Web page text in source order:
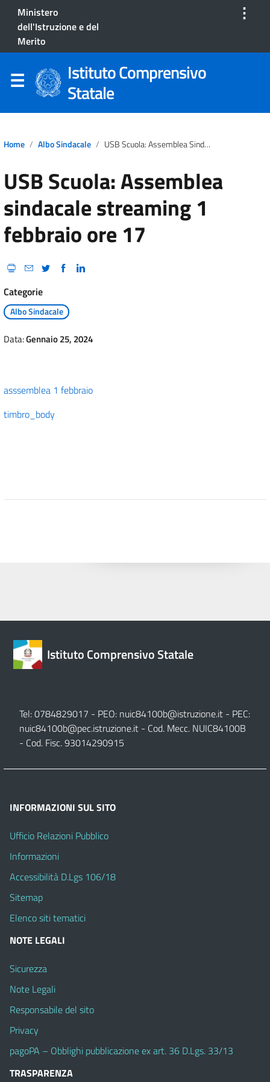
Ministero
dell'Istruzione e del
Merito
⋮
Istituto Comprensivo
Statale
Home Albo Sindacale USB Scuola: Assemblea Sindacale Streaming 1 Febbraio Ore 17
USB Scuola: Assemblea
sindacale streaming 1
febbraio ore 17
Categorie
Albo Sindacale
Data:Gennaio 25, 2024
asssemblea 1 febbraio
timbro_body
Istituto Comprensivo Statale
Tel: 0784829017 - PEO: nuic84100b@istruzione.it - PEC:
nuic84100b@pec.istruzione.it - Cod. Mecc. NUIC84100B
- Cod. Fisc. 93014290915
INFORMAZIONI SUL SITO
Ufficio Relazioni Pubblico
Informazioni
Accessibilità D.Lgs 106/18
Sitemap
Elenco siti tematici
NOTE LEGALI
Sicurezza
Note Legali
Responsabile del sito
Privacy
pagoPA – Obblighi pubblicazione ex art. 36 D.Lgs. 33/13
TRASPARENZA